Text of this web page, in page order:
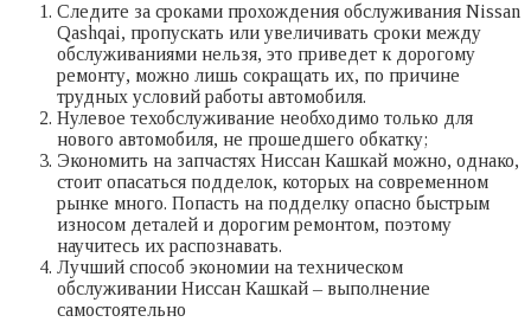
Следите за сроками прохождения обслуживания Nissan
Qashqai, пропускать или увеличивать сроки между
обслуживаниями нельзя, это приведет к дорогому
ремонту, можно лишь сокращать их, по причине
трудных условий работы автомобиля.
Нулевое техобслуживание необходимо только для
нового автомобиля, не прошедшего обкатку;
Экономить на запчастях Ниссан Кашкай можно, однако,
стоит опасаться подделок, которых на современном
рынке много. Попасть на подделку опасно быстрым
износом деталей и дорогим ремонтом, поэтому
научитесь их распознавать.
Лучший способ экономии на техническом
обслуживании Ниссан Кашкай – выполнение
самостоятельно